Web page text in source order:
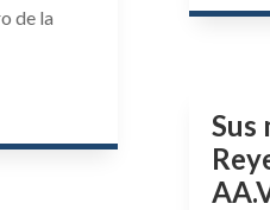
de la
Sus